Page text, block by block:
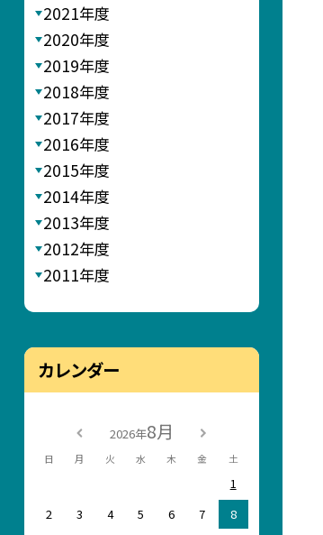
2021年度
2020年度
2019年度
2018年度
2017年度
2016年度
2015年度
2014年度
2013年度
2012年度
2011年度
カレンダー
2026年8月
日 月 火 水 木 金 土
1
2
3 4 5 6 7
8